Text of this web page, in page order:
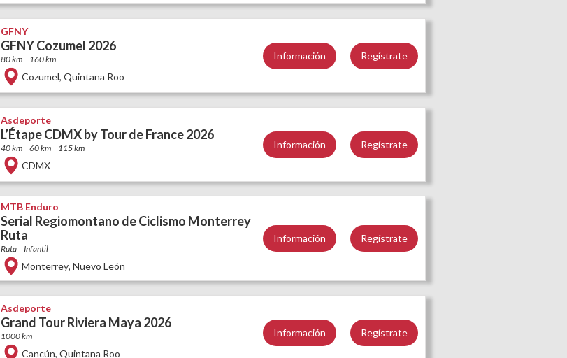
GFNY
GFNY Cozumel 2026
80 km 160 km
Cozumel, Quintana Roo
Información Regístrate
Asdeporte
L’Étape CDMX by Tour de France 2026
40 km 60 km 115 km
CDMX
Información Regístrate
MTB Enduro
Serial Regiomontano de Ciclismo Monterrey
Ruta
Ruta Infantil
Monterrey, Nuevo León
Información Regístrate
Asdeporte
Grand Tour Riviera Maya 2026
1000 km
Cancún, Quintana Roo
Información Regístrate